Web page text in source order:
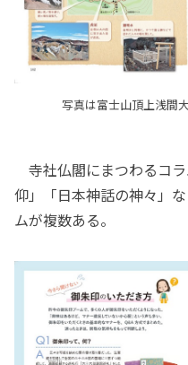
写真は富士山頂上浅間
寺社仏閣にまつわるコ
仰」「日本神話の神々」
ムが複数ある。